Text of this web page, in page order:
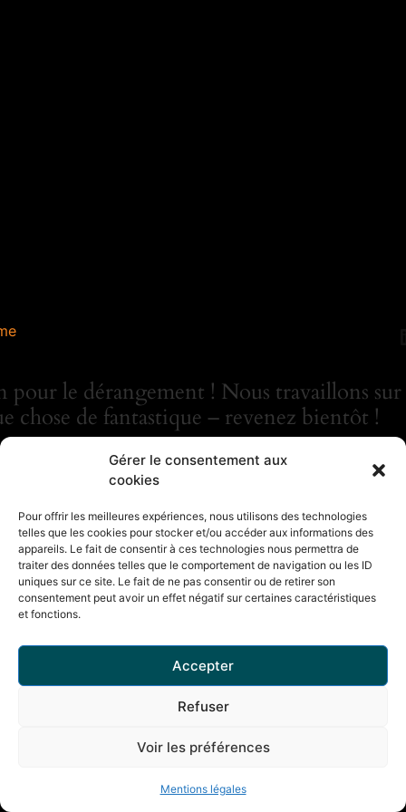
Gérer le consentement aux
cookies
Pour offrir les meilleures expériences, nous utilisons des technologies
telles que les cookies pour stocker et/ou accéder aux informations des
appareils. Le fait de consentir à ces technologies nous permettra de
traiter des données telles que le comportement de navigation ou les ID
uniques sur ce site. Le fait de ne pas consentir ou de retirer son
consentement peut avoir un effet négatif sur certaines caractéristiques
et fonctions.
Accepter
Refuser
Voir les préférences
Mentions légales
pour le dérangement ! Nous travaillons sur
chose de fantastique – revenez bientôt !